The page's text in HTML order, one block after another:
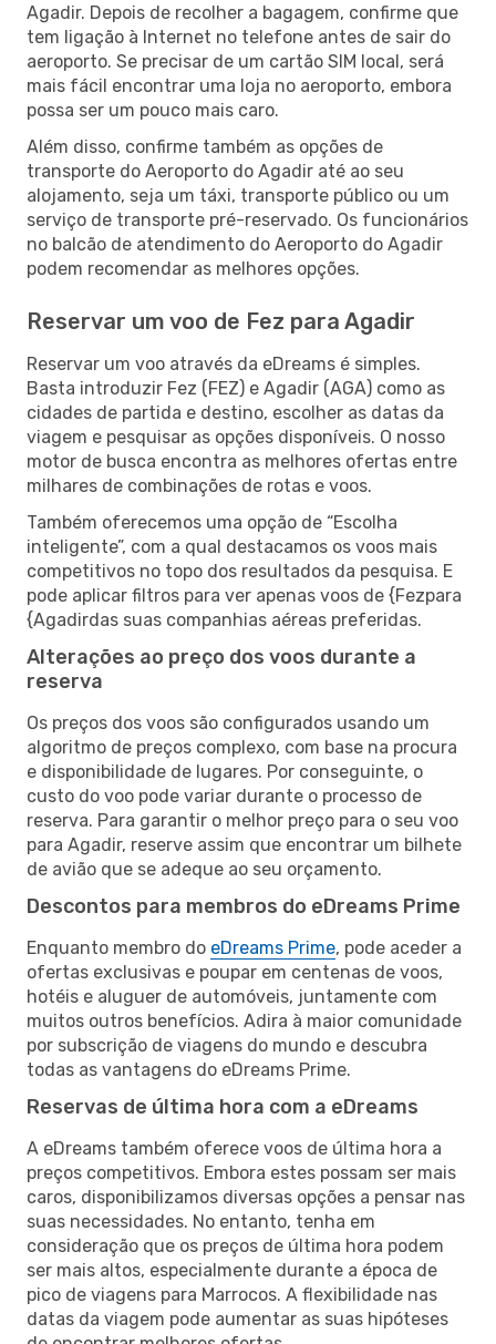
Agadir. Depois de recolher a bagagem, confirme que
tem ligação à Internet no telefone antes de sair do
aeroporto. Se precisar de um cartão SIM local, será
mais fácil encontrar uma loja no aeroporto, embora
possa ser um pouco mais caro.
Além disso, confirme também as opções de
transporte do Aeroporto do Agadir até ao seu
alojamento, seja um táxi, transporte público ou um
serviço de transporte pré-reservado. Os funcionários
no balcão de atendimento do Aeroporto do Agadir
podem recomendar as melhores opções.
Reservar um voo de Fez para Agadir
Reservar um voo através da eDreams é simples.
Basta introduzir Fez (FEZ) e Agadir (AGA) como as
cidades de partida e destino, escolher as datas da
viagem e pesquisar as opções disponíveis. O nosso
motor de busca encontra as melhores ofertas entre
milhares de combinações de rotas e voos.
Também oferecemos uma opção de “Escolha
inteligente”, com a qual destacamos os voos mais
competitivos no topo dos resultados da pesquisa. E
pode aplicar filtros para ver apenas voos de {Fezpara
{Agadirdas suas companhias aéreas preferidas.
Alterações ao preço dos voos durante a
reserva
Os preços dos voos são configurados usando um
algoritmo de preços complexo, com base na procura
e disponibilidade de lugares. Por conseguinte, o
custo do voo pode variar durante o processo de
reserva. Para garantir o melhor preço para o seu voo
para Agadir, reserve assim que encontrar um bilhete
de avião que se adeque ao seu orçamento.
Descontos para membros do eDreams Prime
Enquanto membro do eDreams Prime, pode aceder a
ofertas exclusivas e poupar em centenas de voos,
hotéis e aluguer de automóveis, juntamente com
muitos outros benefícios. Adira à maior comunidade
por subscrição de viagens do mundo e descubra
todas as vantagens do eDreams Prime.
Reservas de última hora com a eDreams
A eDreams também oferece voos de última hora a
preços competitivos. Embora estes possam ser mais
caros, disponibilizamos diversas opções a pensar nas
suas necessidades. No entanto, tenha em
consideração que os preços de última hora podem
ser mais altos, especialmente durante a época de
pico de viagens para Marrocos. A flexibilidade nas
datas da viagem pode aumentar as suas hipóteses